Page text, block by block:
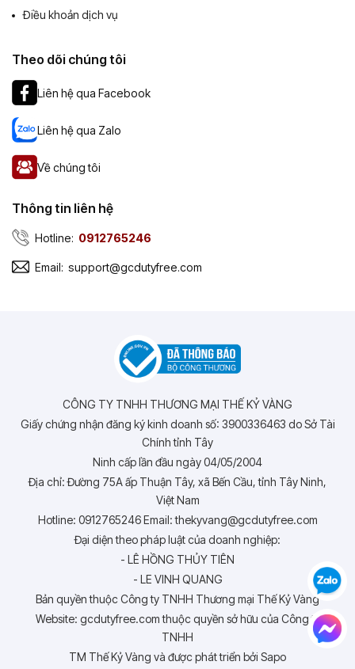
Điều khoản dịch vụ
Theo dõi chúng tôi
Liên hệ qua Facebook
Liên hệ qua Zalo
Về chúng tôi
Thông tin liên hệ
Hotline: 0912765246
Email: support@gcdutyfree.com
CÔNG TY TNHH THƯƠNG MẠI THẾ KỶ VÀNG
Giấy chứng nhận đăng ký kinh doanh số: 3900336463 do Sở Tài
Chính tỉnh Tây
Ninh cấp lần đầu ngày 04/05/2004
Địa chỉ: Đường 75A ấp Thuận Tây, xã Bến Cầu, tỉnh Tây Ninh,
Việt Nam
Hotline: 0912765246 Email: thekyvang@gcdutyfree.com
Đại diện theo pháp luật của doanh nghiệp:
- LÊ HỒNG THỦY TIÊN
- LE VINH QUANG
Bản quyền thuộc Công ty TNHH Thương mại Thế Kỷ Vàng
Website: gcdutyfree.com thuộc quyền sở hữu của Công ty
TNHH
TM Thế Kỷ Vàng và được phát triển bởi Sapo